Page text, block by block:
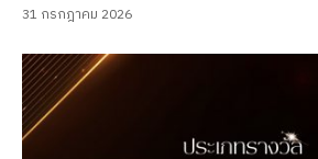
31 กรกฎาคม 2026